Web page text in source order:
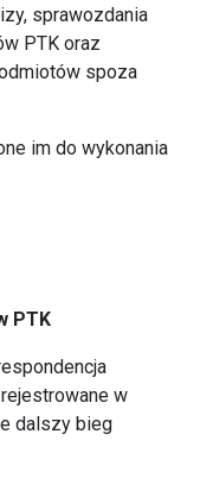
sprawozdania
PTK oraz
spoza
im do wykonania
PTK
w
dalszy bieg